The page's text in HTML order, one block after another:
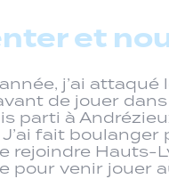
et
j’ai
de jouer
parti à
fait
rejoindre Hauts-
pour venir jouer